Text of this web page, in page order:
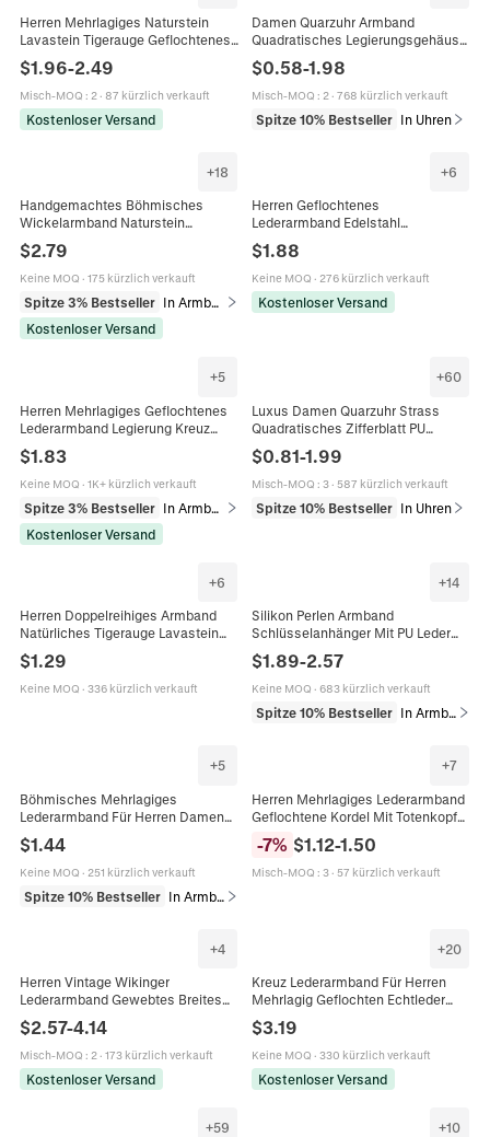
Herren Mehrlagiges Naturstein
Lavastein Tigerauge Geflochtenes
Leder Armband Edelstahl Kreuz
Magnetverschluss
$1.96-2.49
Misch-MOQ : 2· 87 kürzlich verkauft
Kostenloser Versand
Damen Quarzuhr Armband
Quadratisches Legierungsgehäuse
Strass Akzente Römische
Zifferblatt Kunstlederband
Elegantes Accessoire
$0.58-1.98
Misch-MOQ : 2· 768 kürzlich verkauft
Spitze 10% Bestseller In Uhren
+18
Handgemachtes Böhmisches
Wickelarmband Naturstein
Kaiserjaspis Lederkordel Gewebtes
Ethno Vintage Schmuck Für Damen
$2.79
Keine MOQ · 175 kürzlich verkauft
Spitze 3% Bestseller
In Armbänder
Kostenloser Versand
+6
Herren Geflochtenes
Lederarmband Edelstahl
Magnetverschluss Einfaches
Gewebtes Armband Punk Trendiger
Minimalistischer Schmuck
$1.88
Keine MOQ · 276 kürzlich verkauft
Kostenloser Versand
+5
Herren Mehrlagiges Geflochtenes
Lederarmband Legierung Kreuz
Retro Schmuck
$1.83
Keine MOQ · 1K+ kürzlich verkauft
Spitze 3% Bestseller
In Armbänder
Kostenloser Versand
+60
Luxus Damen Quarzuhr Strass
Quadratisches Zifferblatt PU
Geschenk Armband Für Damen
$0.81-1.99
Misch-MOQ : 3· 587 kürzlich verkauft
Spitze 10% Bestseller In Uhren
+6
Herren Doppelreihiges Armband
Natürliches Tigerauge Lavastein
Perlen Geflochtenes PU Leder
Magnetverschluss Mode Schmuck
$1.29
Keine MOQ · 336 kürzlich verkauft
+14
Silikon Perlen Armband
Schlüsselanhänger Mit PU Leder
Quaste Marmor Leopard Muster
Metall Schlüsselring
$1.89-2.57
Keine MOQ · 683 kürzlich verkauft
Spitze 10% Bestseller In Armbänder
+5
Böhmisches Mehrlagiges
Lederarmband Für Herren Damen
Cowboyhut Blatt Feder Perlen
Armreif
$1.44
Keine MOQ · 251 kürzlich verkauft
Spitze 10% Bestseller In Armbänder
+7
Herren Mehrlagiges Lederarmband
Geflochtene Kordel Mit Totenkopf
Vintage Verstellbar
-7% $1.12-1.50
Misch-MOQ : 3· 57 kürzlich verkauft
+4
Herren Vintage Wikinger
Lederarmband Gewebtes Breites
Armband Mit Nordischer
Lebensbaum Metallplatte
Verstellbare Schnalle Punk
$2.57-4.14
Misch-MOQ : 2· 173 kürzlich verkauft
Kostenloser Versand
+20
Kreuz Lederarmband Für Herren
Mehrlagig Geflochten Echtleder
Edelstahl Magnetverschluss Braun
Vintage Religiös
$3.19
Keine MOQ · 330 kürzlich verkauft
Kostenloser Versand
+59 +10